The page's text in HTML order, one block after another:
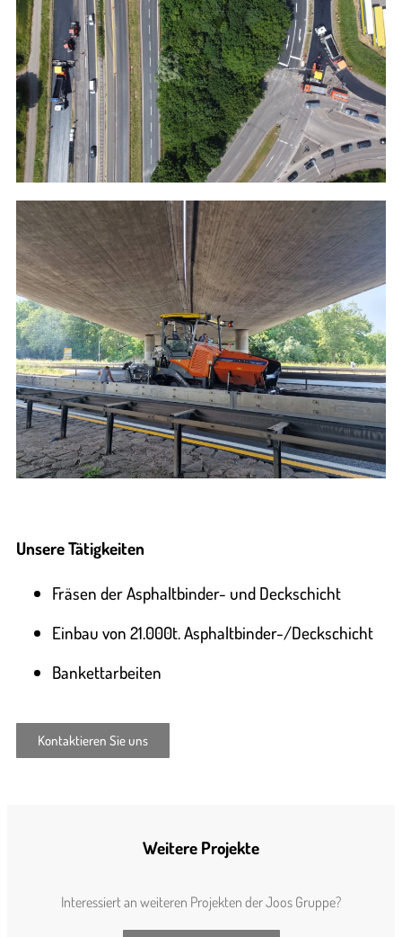
Unsere Tätigkeiten
Fräsen der Asphaltbinder- und Deckschicht
Einbau von 21.000t. Asphaltbinder-/Deckschicht
Bankettarbeiten
Kontaktieren Sie uns
Weitere Projekte
Interessiert an weiteren Projekten der Joos Gruppe?